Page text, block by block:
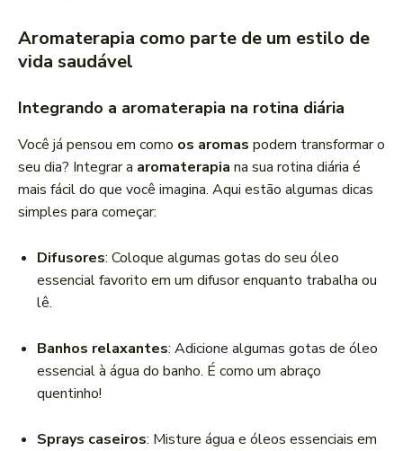
Aromaterapia como parte de um estilo de
vida saudável
Integrando a aromaterapia na rotina diária
Você já pensou em como os aromas podem transformar o
seu dia? Integrar a aromaterapia na sua rotina diária é
mais fácil do que você imagina. Aqui estão algumas dicas
simples para começar:
Difusores: Coloque algumas gotas do seu óleo
essencial favorito em um difusor enquanto trabalha ou
lê.
Banhos relaxantes: Adicione algumas gotas de óleo
essencial à água do banho. É como um abraço
quentinho!
Sprays caseiros: Misture água e óleos essenciais em